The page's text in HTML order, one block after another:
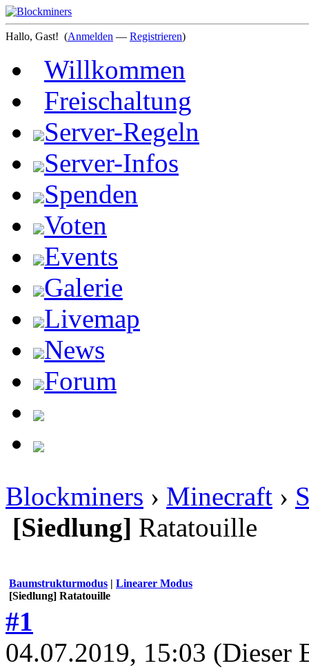
Hallo, Gast! (Anmelden — Registrieren)
Willkommen
Freischaltung
Server-Regeln
Server-Infos
Spenden
Voten
Events
Galerie
Livemap
News
Forum
Blockminers › Minecraft ›
[Siedlung] Ratatouille
Baumstrukturmodus | Linearer Modus
[Siedlung] Ratatouille
#1
04.07.2019, 15:03 (Dieser